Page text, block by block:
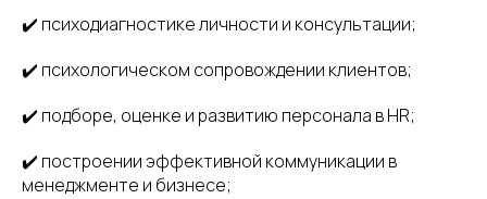
✔️ психодиагностике личности и консультации;
✔️ психологическом сопровождении клиентов;
✔️ подборе, оценке и развитию персонала в HR;
✔️ построении эффективной коммуникации в
менеджменте и бизнесе;